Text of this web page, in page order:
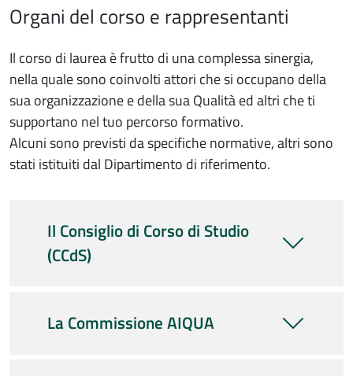
Organi del corso e rappresentanti
Il corso di laurea è frutto di una complessa sinergia,
nella quale sono coinvolti attori che si occupano della
sua organizzazione e della sua Qualità ed altri che ti
supportano nel tuo percorso formativo.
Alcuni sono previsti da specifiche normative, altri sono
stati istituiti dal Dipartimento di riferimento.
Il Consiglio di Corso di Studio
(CCdS)
La Commissione AIQUA